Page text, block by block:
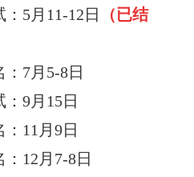
5月11-12日
（已结
7月5-8日
9月15日
11月9日
12月7-8日